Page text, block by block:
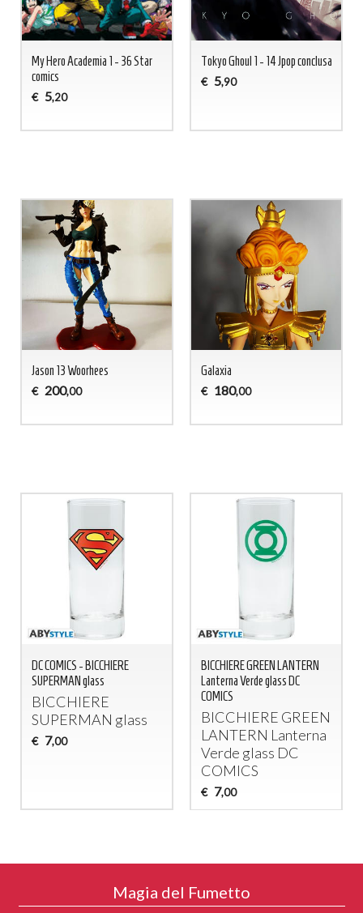
My Hero Academia 1 - 36 Star
comics
€ 5,20
Tokyo Ghoul 1 - 14 Jpop conclusa
€ 5,90
Jason 13 Woorhees
€ 200,00
Galaxia
€ 180,00
DC COMICS - BICCHIERE
SUPERMAN glass
BICCHIERE
SUPERMAN glass
€ 7,00
BICCHIERE GREEN LANTERN
Lanterna Verde glass DC
COMICS
BICCHIERE GREEN
LANTERN Lanterna
Verde glass DC
COMICS
€ 7,00
Magia del Fumetto